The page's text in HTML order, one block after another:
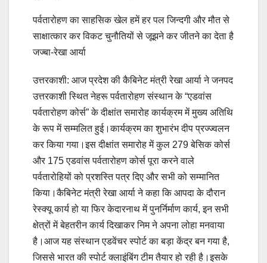
पर्वतारोहण का साहसिक खेल हमें हर पल जिन्दगी और मौत से
साक्षात्कार कर विकट चुनौतियों से जूझने कर जीतने का देता है
जज्बा-रेखा आर्या
उत्तरकाशी: आज प्रदेश की कैबिनेट मंत्री रेखा आर्या ने जनपद
उत्तरकाशी स्थित नेहरू पर्वतारोहण संस्थान के “एडवांस
पर्वतारोहण कोर्स” के दीक्षांत समारोह कार्यक्रम में मुख्य अतिथि
के रूप में सम्मलित हुई।कार्यक्रम का शुभारंभ दीप प्रज्ज्वलन
कर किया गया।इस दीक्षांत समारोह में कुल 279 बेसिक कोर्स
और 175 एडवांस पर्वतारोहण कोर्स पूरा करने वाले
पर्वतारोहियों को प्रशस्ति पत्र दिए और सभी को सम्मानित
किया।कैबिनेट मंत्री रेखा आर्या ने कहा कि आपदा के दौरान
रेस्क्यू कार्य हो या फिर केदारनाथ में पुनर्निर्माण कार्य, इन सभी
क्षेत्रों में बेहतरीन कार्य दिखाकर निम ने अपना लोहा मनवाया
है।आज यह संस्थान एडवेंचर स्पोर्ट का बड़ा केंद्र बन गया है,
जिससे भारत की स्पोर्ट क्लाइंबिंग टीम तैयार हो रही है।इसके